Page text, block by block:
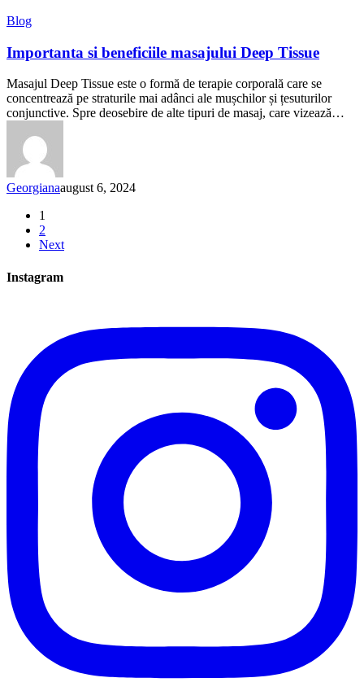
Importanta
beneficiile
masajului
Deep
Tissue
Blog
Importanta si beneficiile masajului Deep Tissue
Masajul Deep Tissue este o formă de terapie corporală care se
concentrează pe straturile mai adânci ale mușchilor și țesuturilor
conjunctive. Spre deosebire de alte tipuri de masaj, care vizează…
Georgianaaugust 6, 2024
1
2
Next
Instagram